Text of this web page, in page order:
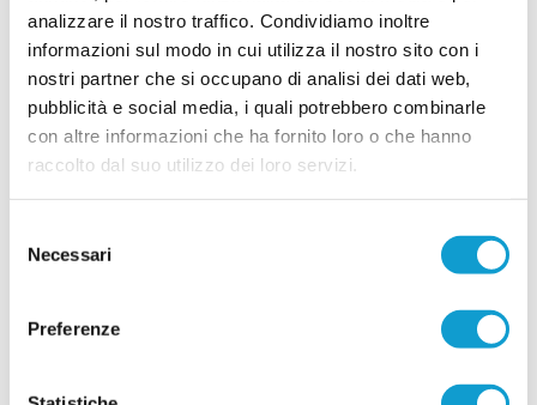
analizzare il nostro traffico. Condividiamo inoltre
informazioni sul modo in cui utilizza il nostro sito con i
nostri partner che si occupano di analisi dei dati web,
pubblicità e social media, i quali potrebbero combinarle
con altre informazioni che ha fornito loro o che hanno
raccolto dal suo utilizzo dei loro servizi.
delNecessari
Preferenze
PETRITOLO. L'ASD Petritoli 1960 comunica che si sta delineando la rosa
che affronterà il campionato di Seconda Categoria 2026/2027. Alla guida
della squadra ci sarà il riconfermatissimo mister Gigi Bugiardini. Al
momento, i confermati della scorsa stagione sono i seguenti....leggi
13/07/2026
ELPIDIENSE 1930 scatenata: ecco anche
Carlo Mongiello
assoluto spessore assicurandosi le prestazioni
dell'attaccante Carlo Mongiello, classe 1992,
autentico lusso per la categoria. Cresciuto nel